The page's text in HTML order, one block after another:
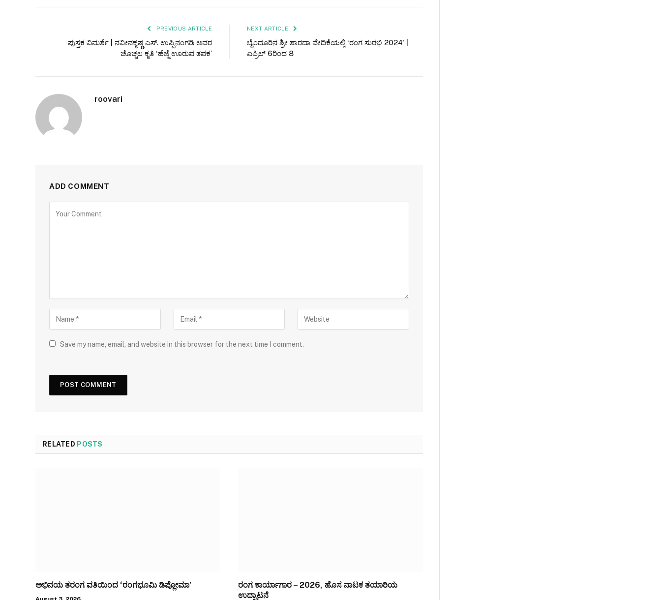
PREVIOUS ARTICLE
ಪುಸ್ತಕ ವಿಮರ್ಶೆ | ನವೀನಕೃಷ್ಣ ಎಸ್. ಉಪ್ಪಿನಂಗಡಿ ಅವರ
ಚೊಚ್ಚಲ ಕೃತಿ ‘ಹೆಜ್ಜೆ ಊರುವ ತವಕ’
NEXT ARTICLE
ಬೈಂದೂರಿನ ಶ್ರೀ ಶಾರದಾ ವೇದಿಕೆಯಲ್ಲಿ ‘ರಂಗ ಸುರಭಿ 2024’ |
ಏಪ್ರಿಲ್ 6ರಿಂದ 8
roovari
ADD COMMENT
Save my name, email, and website in this browser for the next time I comment.
RELATED POSTS
ಅಭಿನಯ ತರಂಗ ವತಿಯಿಂದ ‘ರಂಗಭೂಮಿ ಡಿಪ್ಲೋಮಾ’
ರಂಗ ಕಾರ್ಯಾಗಾರ – 2026, ಹೊಸ ನಾಟಕ ತಯಾರಿಯ
ಉದ್ಘಾಟನೆ